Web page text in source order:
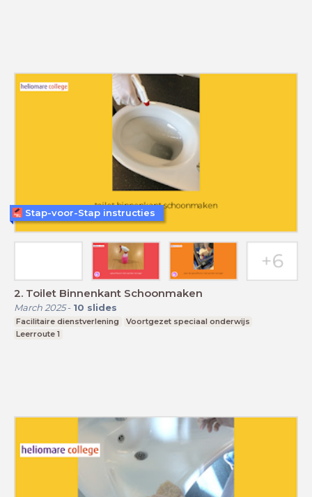
2. Toilet Binnenkant Schoonmaken
March 2025- 10 slides
Facilitaire dienstverlening
Voortgezet speciaal onderwijs
Leerroute 1
Stap-voor-Stap instructies